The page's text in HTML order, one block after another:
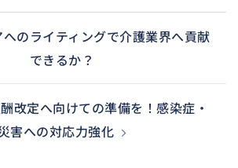
のライティングで介護業界へ貢献
できるか？
改定へ向けての準備を！感染症・
害への対応力強化